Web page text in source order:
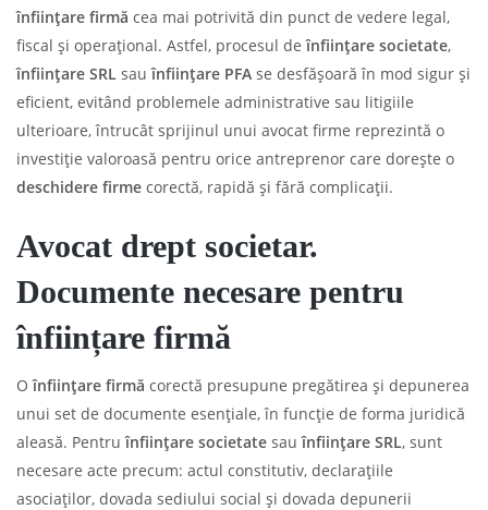
înființare firmă cea mai potrivită din punct de vedere legal,
fiscal și operațional. Astfel, procesul deînființare societate,
înființare SRL sauînființare PFA se desfășoară în mod sigur și
eficient, evitând problemele administrative sau litigiile
ulterioare, întrucât sprijinul unui avocat firme reprezintă o
investiție valoroasă pentru orice antreprenor care dorește o
deschidere firme corectă, rapidă și fără complicații.
Avocat drept societar.
Documente necesare pentru
înființare firmă
Oînființare firmă corectă presupune pregătirea și depunerea
unui set de documente esențiale, în funcție de forma juridică
aleasă. Pentruînființare societate sauînființare SRL, sunt
necesare acte precum: actul constitutiv, declarațiile
asociaților, dovada sediului social și dovada depunerii